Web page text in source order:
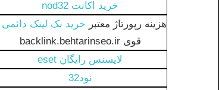
خرید اکانت nod32
هزینه رپورتاژ معتبر خرید بک لینک دائمی
قوی backlink.behtarinseo.ir
لایسنس رایگان eset
نود32